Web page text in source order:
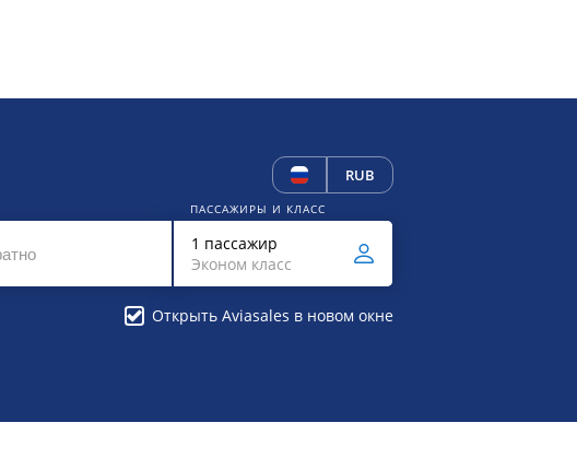
RUB
ПАССАЖИРЫ И КЛАСС
1 пассажир
Эконом класс
Открыть Aviasales в новом окне